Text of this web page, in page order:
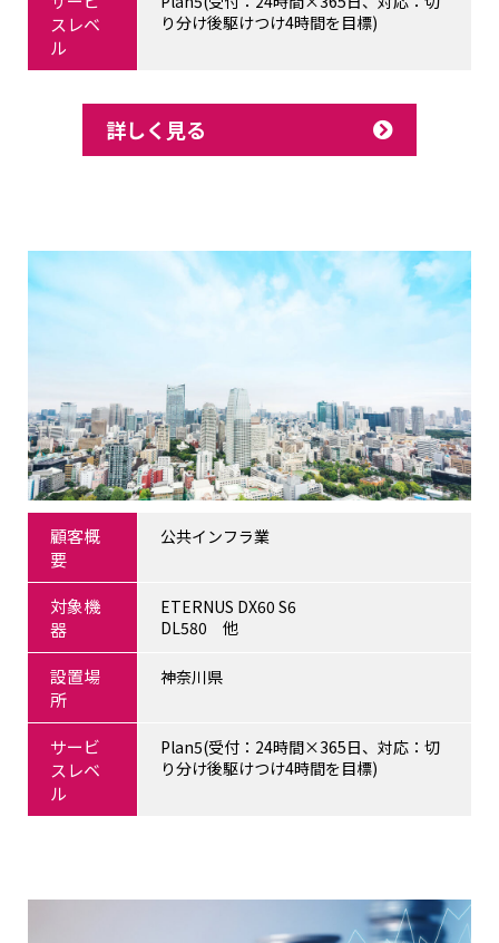
スレベ
ル
り分け後駆けつけ4時間を目標)
詳しく見る
顧客概
要
公共インフラ業
対象機
器
ETERNUS DX60 S6
DL580 他
設置場
所
神奈川県
サービ
スレベ
ル
Plan5(受付：24時間×365日、対応：切
り分け後駆けつけ4時間を目標)